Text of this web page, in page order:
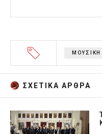
ΜΟΥΣΙΚΗ
ΣΧΕΤΙΚA AΡΘΡΑ